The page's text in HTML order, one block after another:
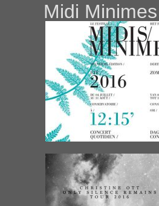
Midi Minimes
05.07.16 -
13.05.16 -
29.03.16 -
musique
18.03.16 -
Quartz
07.03.16 -
Tindersticks